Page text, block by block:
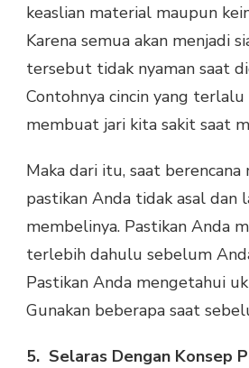
keaslian material maupun
Karena semua akan menjadi
tersebut tidak nyaman saat
Contohnya cincin yang
membuat jari kita sakit saat
Maka dari itu, saat berencana
pastikan Anda tidak asal dan
membelinya. Pastikan Anda
terlebih dahulu sebelum
Pastikan Anda mengetahui
Gunakan beberapa saat
5. Selaras Dengan Konsep